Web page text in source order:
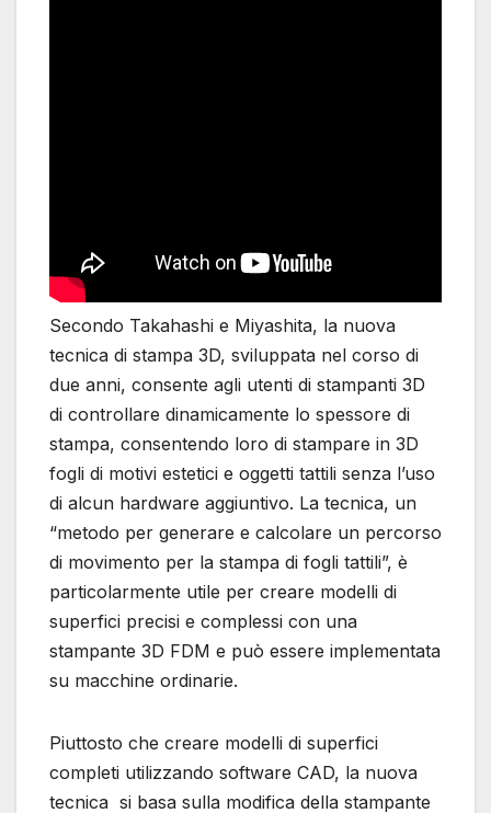
Secondo Takahashi e Miyashita, la nuova
tecnica di stampa 3D, sviluppata nel corso di
due anni, consente agli utenti di stampanti 3D
di controllare dinamicamente lo spessore di
stampa, consentendo loro di stampare in 3D
fogli di motivi estetici e oggetti tattili senza l’uso
di alcun hardware aggiuntivo. La tecnica, un
“metodo per generare e calcolare un percorso
di movimento per la stampa di fogli tattili”, è
particolarmente utile per creare modelli di
superfici precisi e complessi con una
stampante 3D FDM e può essere implementata
su macchine ordinarie.
Piuttosto che creare modelli di superfici
completi utilizzando software CAD, la nuova
tecnica si basa sulla modifica della stampante